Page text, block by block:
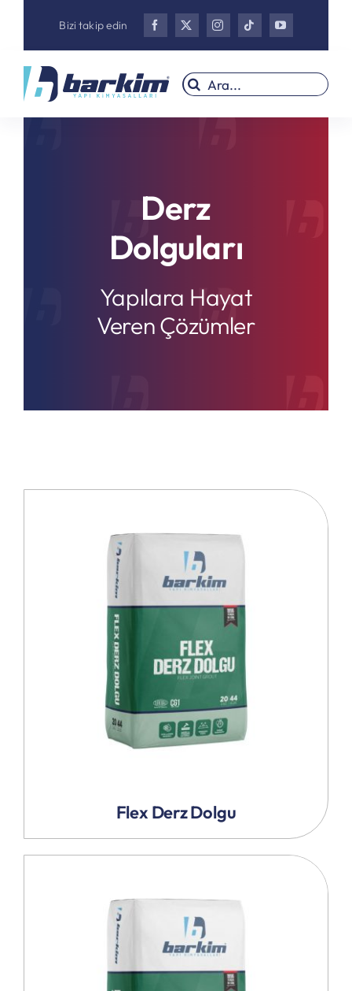
Bizi takip edin
Search
Derz
Dolguları
Yapılara Hayat
Veren Çözümler
Flex Derz Dolgu